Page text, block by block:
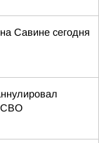
Савине сегодня
СВО